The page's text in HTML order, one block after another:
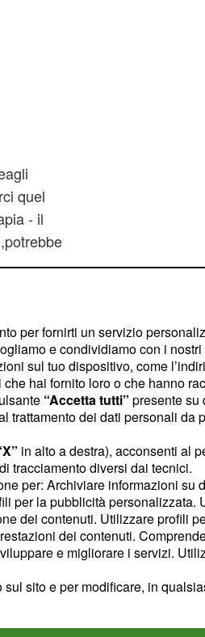
quel
- il
una
la
per fornirti un servizio
e condividiamo con i nostri
sul tuo dispositivo, come
hai fornito loro o che hanno
“Accetta tutti” presente su
trattamento dei dati personali da
in alto a destra), acconsenti al
tracciamento diversi dai tecnici.
per: Archiviare informazioni su
per la pubblicità
dei contenuti. Utilizzare profili
dei contenuti.
e migliorare i servizi.
sito e per modificare, in